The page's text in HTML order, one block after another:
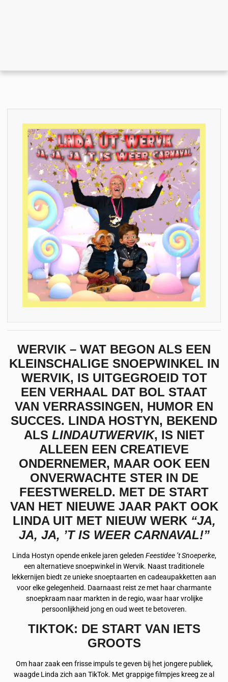
WERVIK – WAT BEGON ALS EEN
KLEINSCHALIGE SNOEPWINKEL IN
WERVIK, IS UITGEGROEID TOT
EEN VERHAAL DAT BOL STAAT
VAN VERRASSINGEN, HUMOR EN
SUCCES. LINDA HOSTYN, BEKEND
ALS LINDAUTWERVIK, IS NIET
ALLEEN EEN CREATIEVE
ONDERNEMER, MAAR OOK EEN
ONVERWACHTE STER IN DE
FEESTWERELD. MET DE START
VAN HET NIEUWE JAAR PAKT OOK
LINDA UIT MET NIEUW WERK “JA,
JA, JA, ’T IS WEER CARNAVAL!”
Linda Hostyn opende enkele jaren geleden Feestidee ’t Snoeperke,
een alternatieve snoepwinkel in Wervik. Naast traditionele
lekkernijen biedt ze unieke snoeptaarten en cadeaupakketten aan
voor elke gelegenheid. Daarnaast reist ze met haar charmante
snoepkraam naar markten in de regio, waar haar vrolijke
persoonlijkheid jong en oud weet te betoveren.
TIKTOK: DE START VAN IETS
GROOTS
Om haar zaak een frisse impuls te geven bij het jongere publiek,
waagde Linda zich aan TikTok. Met grappige filmpjes kreeg ze al